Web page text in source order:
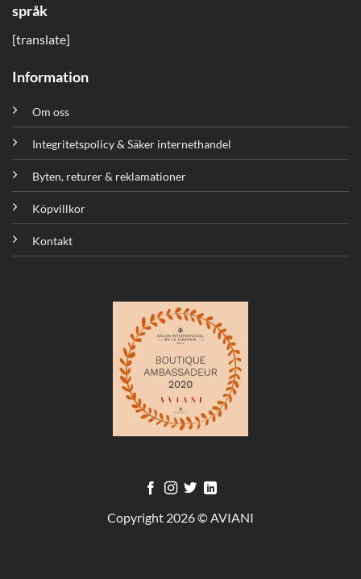
språk
[translate]
Information
Om oss
Integritetspolicy & Säker internethandel
Byten, returer & reklamationer
Köpvillkor
Kontakt
Copyright 2026 © AVIANI